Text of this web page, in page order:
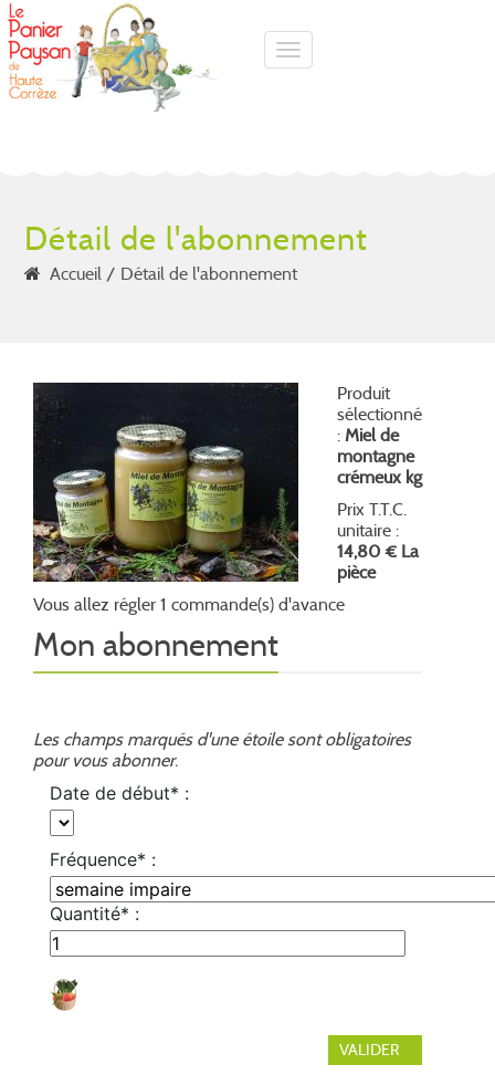
Toggle navigation
Détail de l'abonnement
Accueil Détail de l'abonnement
Produit
sélectionné
: Miel de
montagne
crémeux kg
Prix T.T.C.
unitaire :
14,80 € La
pièce
Vous allez régler 1 commande(s) d'avance
Mon abonnement
Les champs marqués d'une étoile sont obligatoires
pour vous abonner.
Date de début* :
Fréquence* :
Quantité* :